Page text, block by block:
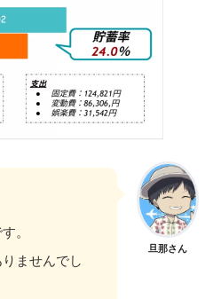
旦那さん
。
ませんでし